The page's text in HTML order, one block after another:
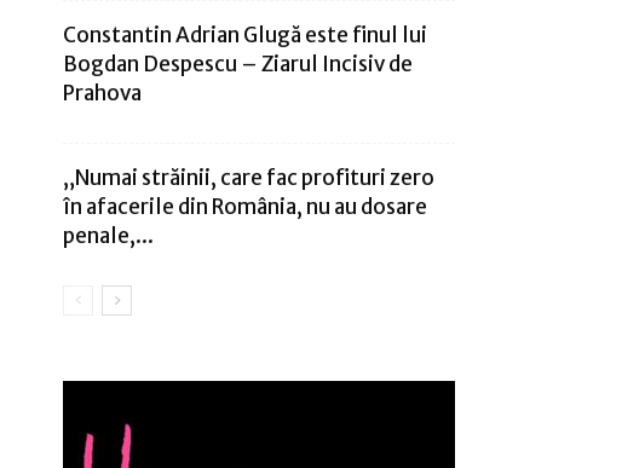
Constantin Adrian Glugă este finul lui
Bogdan Despescu – Ziarul Incisiv de
Prahova
„Numai străinii, care fac profituri zero
în afacerile din România, nu au dosare
penale,...